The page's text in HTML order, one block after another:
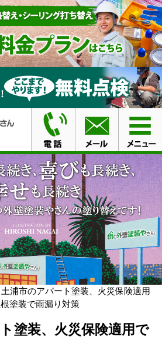
土浦市のアパート塗装、火災保険適用
塗装で雨漏り対策
塗装、火災保険適用で